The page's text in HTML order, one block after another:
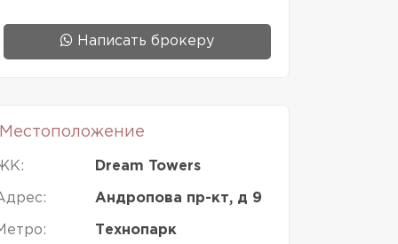
Написать брокеру
Dream Towers
Андропова пр-кт, д 9
Технопарк